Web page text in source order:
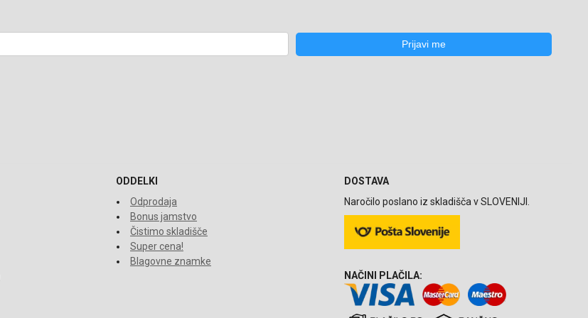
ODDELKI
Odprodaja
Bonus jamstvo
Čistimo skladišče
Super cena!
Blagovne znamke
DOSTAVA
Naročilo poslano iz skladišča v SLOVENIJI.
NAČINI PLAČILA: